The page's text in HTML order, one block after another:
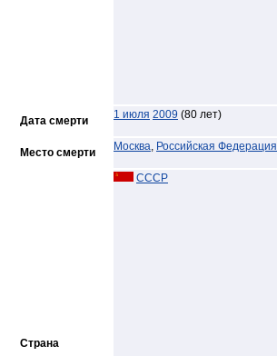
Дата смерти 1 июля 2009 (80 лет)
Место смерти Москва, Российская Федерация
Страна
СССР